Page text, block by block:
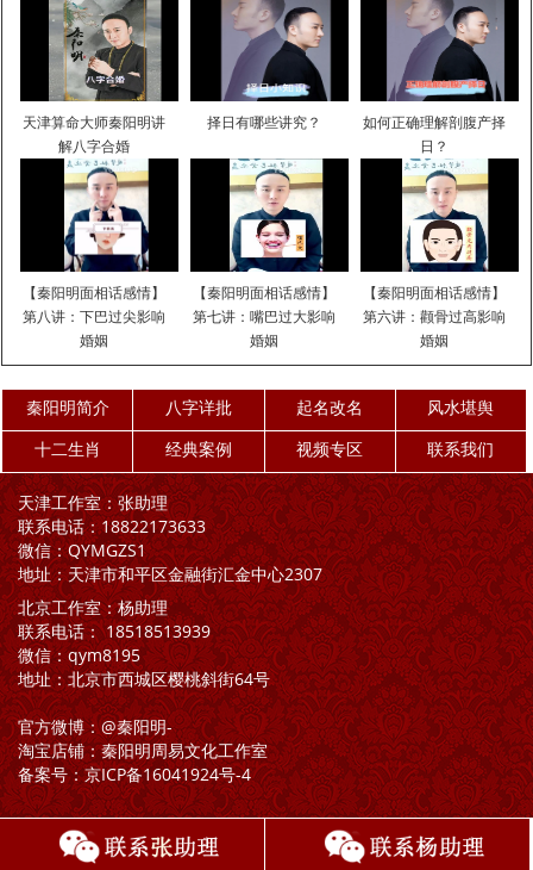
天津算命大师秦阳明讲
解八字合婚
择日有哪些讲究？
如何正确理解剖腹产择
日？
【秦阳明面相话感情】
第八讲：下巴过尖影响
婚姻
【秦阳明面相话感情】
第七讲：嘴巴过大影响
婚姻
【秦阳明面相话感情】
第六讲：颧骨过高影响
婚姻
秦阳明简介 八字详批 起名改名
风水堪舆
十二生肖
经典案例 视频专区 联系我们
天津工作室：张助理
联系电话：18822173633
微信：QYMGZS1
地址：天津市和平区金融街汇金中心2307
北京工作室：杨助理
联系电话： 18518513939
微信：qym8195
地址：北京市西城区樱桃斜街64号
官方微博：@秦阳明-
淘宝店铺：秦阳明周易文化工作室
备案号：京ICP备16041924号-4